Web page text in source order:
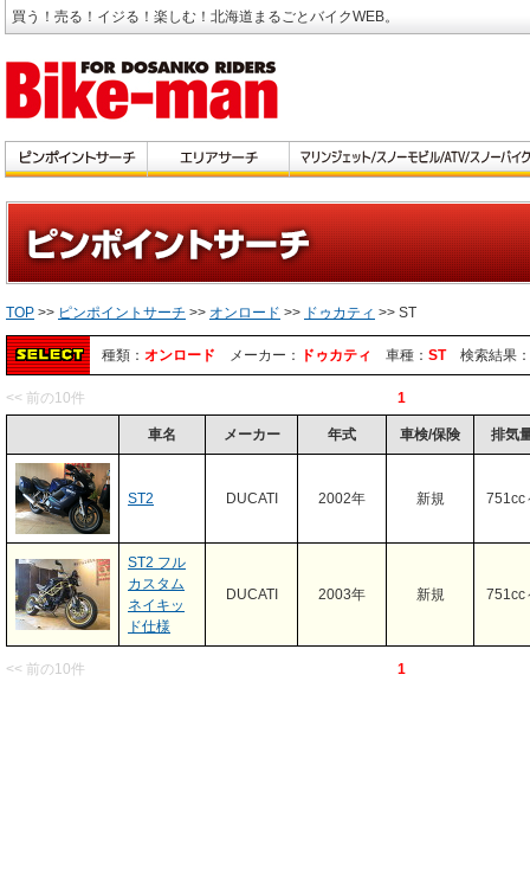
買う！売る！イジる！楽しむ！北海道まるごとバイクWEB。
TOP >> ピンポイントサーチ >> オンロード >> ドゥカティ >> ST
種類： オンロード メーカー： ドゥカティ 車種： ST検索結果：
<< 前の10件 1
車名 メーカー 年式 車検/保険 排気
ST2 DUCATI 2002年 新規 751cc
ST2 フル
カスタム
ネイキッ
ド仕様
DUCATI 2003年 新規 751cc
<< 前の10件 1